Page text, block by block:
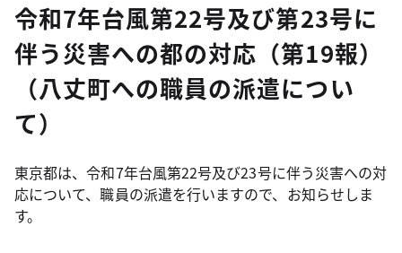
令和7年台風第22号及び第23号に
伴う災害への都の対応（第19報）
（八丈町への職員の派遣につい
て）
東京都は、令和7年台風第22号及び23号に伴う災害への対
応について、職員の派遣を行いますので、お知らせしま
す。